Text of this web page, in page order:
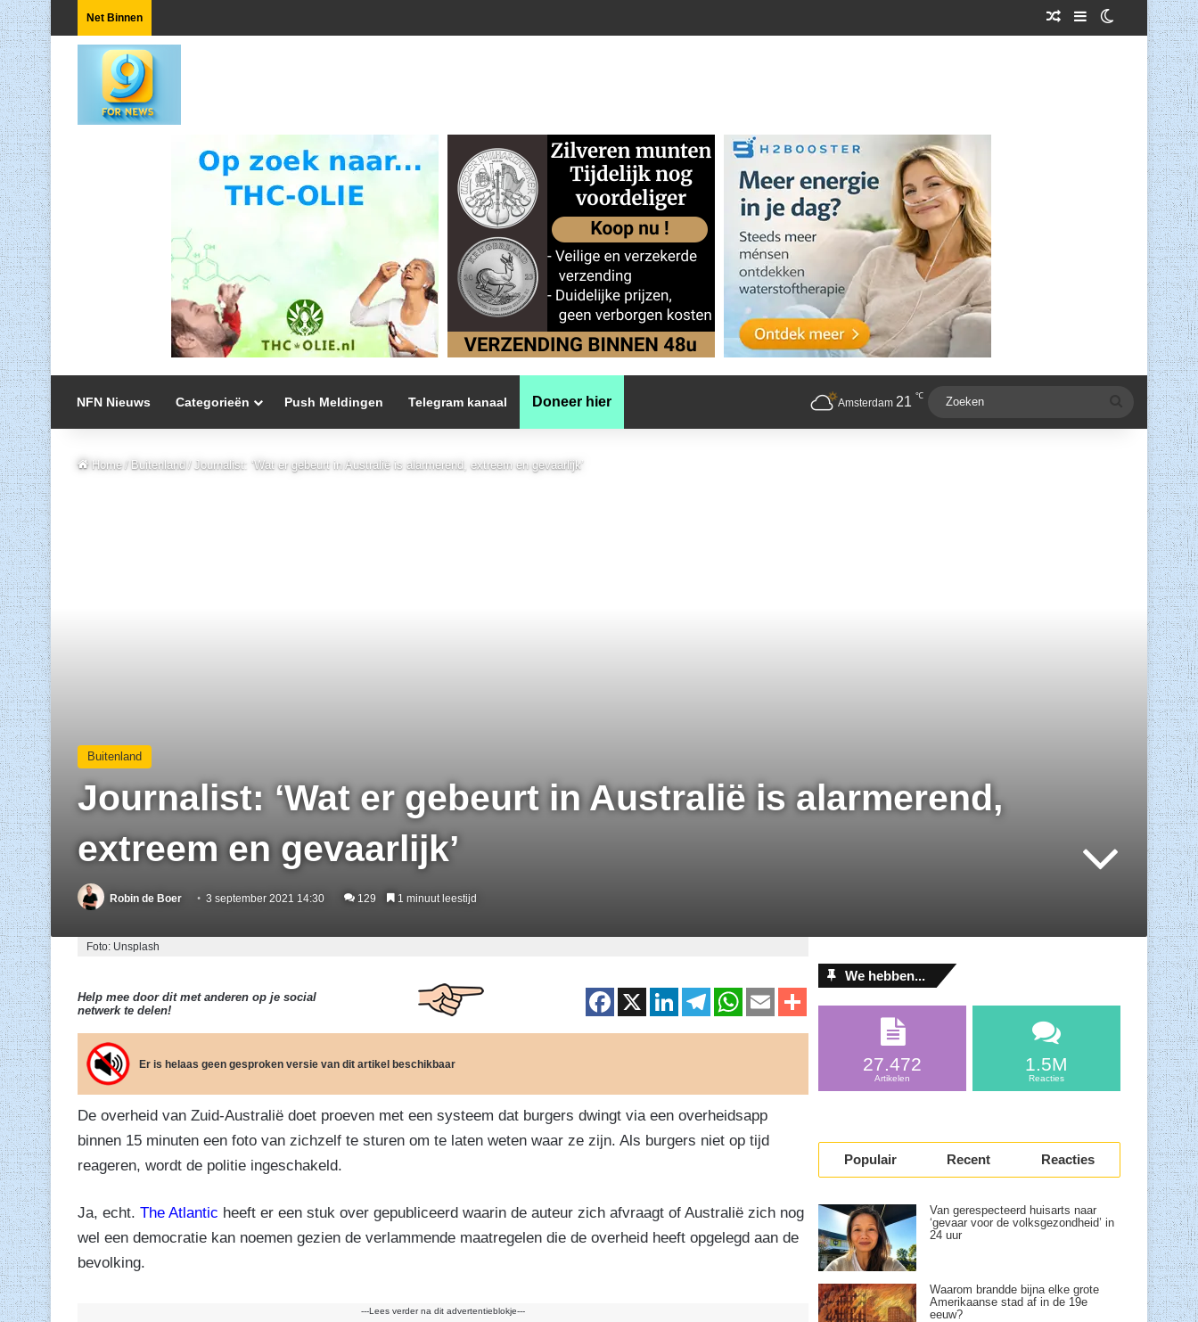
Net Binnen Willekeurig Artikel
SidebarSwitch skin
NFN Nieuws Categorieën Push Meldingen Telegram kanaal Doneer hier Amsterdam 21 ℃ Zoeken
Home / Buitenland / Journalist: ‘Wat er gebeurt in Australië is alarmerend, extreem en gevaarlijk’
Buitenland
Journalist: ‘Wat er gebeurt in Australië is alarmerend,
extreem en gevaarlijk’
Robin de Boer 3 september 2021 14:30 129 1 minuut leestijd
Foto: Unsplash
Help mee door dit met anderen op je social
netwerk te delen!
F
a
e
b
o
k
X
Li
n
e
dI
n
T
el
gr
a
m
W
h
s
A
p
E
m
D
el
n
Er is helaas geen gesproken versie van dit artikel beschikbaar
De overheid van Zuid-Australië doet proeven met een systeem dat burgers dwingt via een overheidsapp
binnen 15 minuten een foto van zichzelf te sturen om te laten weten waar ze zijn. Als burgers niet op tijd
reageren, wordt de politie ingeschakeld.
Ja, echt. The Atlantic heeft er een stuk over gepubliceerd waarin de auteur zich afvraagt of Australië zich nog
wel een democratie kan noemen gezien de verlammende maatregelen die de overheid heeft opgelegd aan de
bevolking.
---Lees verder na dit advertentieblokje---
We hebben...
27.472
Artikelen
1.5M
Reacties
Populair Recent Reacties
Van gerespecteerd huisarts naar
‘gevaar voor de volksgezondheid’ in
24 uur
Waarom brandde bijna elke grote
Amerikaanse stad af in de 19e
eeuw?